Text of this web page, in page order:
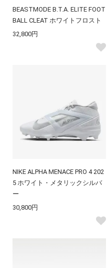
BEASTMODE B.T.A. ELITE FOOT
BALL CLEAT ホワイトフロスト
32,800円
NIKE ALPHA MENACE PRO 4 202
5 ホワイト・メタリックシルバ
ー
30,800円